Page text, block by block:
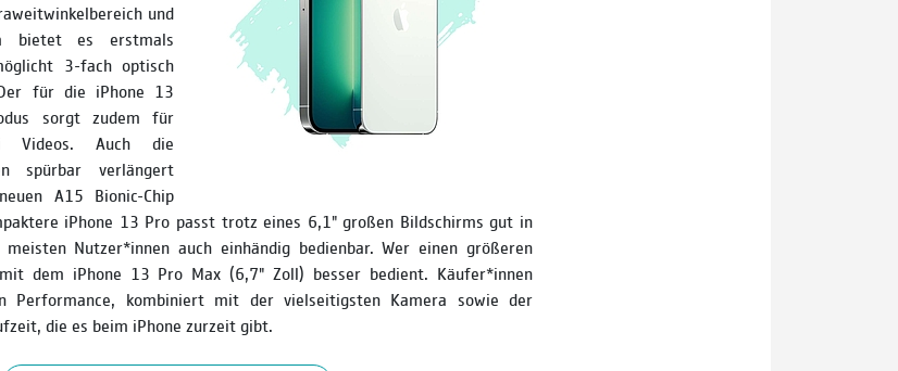
und
bietet es erstmals
3-fach optisch
für die iPhone 13
sorgt zudem für
Videos. Auch die
spürbar verlängert
A15 Bionic-Chip
iPhone 13 Pro passt trotz eines 6,1" großen Bildschirms gut in
Nutzer*innen auch einhändig bedienbar. Wer einen größeren
dem iPhone 13 Pro Max (6,7" Zoll) besser bedient. Käufer*innen
Performance, kombiniert mit der vielseitigsten Kamera sowie der
die es beim iPhone zurzeit gibt.